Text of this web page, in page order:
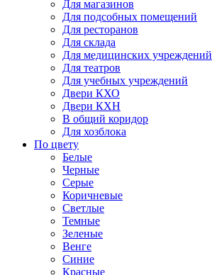
Для магазинов
Для подсобных помещений
Для ресторанов
Для склада
Для медицинских учреждений
Для театров
Для учебных учреждений
Двери КХО
Двери КХН
В общий коридор
Для хозблока
По цвету
Белые
Черные
Серые
Коричневые
Светлые
Темные
Зеленые
Венге
Синие
Красные